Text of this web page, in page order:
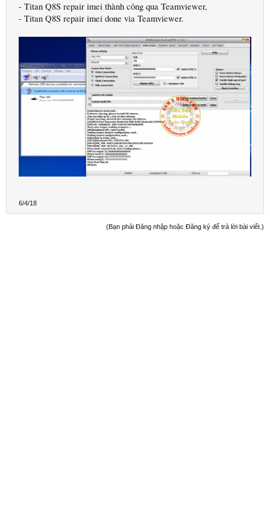
- Titan Q8S repair imei thành công qua Teamviewer,
- Titan Q8S repair imei done via Teamviewer.
6/4/18
(Bạn phải Đăng nhập hoặc Đăng ký để trả lời bài viết.)